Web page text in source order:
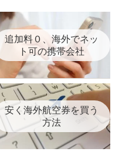
追加料０、海外でネッ
ト可の携帯会社
安く海外航空券を買う
方法